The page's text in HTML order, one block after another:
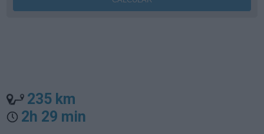
235 km
2h 29 min